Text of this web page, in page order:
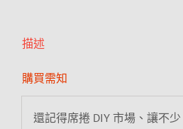
描述
購買需知
還記得席捲 DIY 市場、讓不